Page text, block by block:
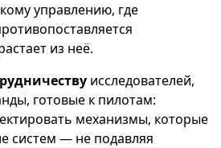
управлению, где
из неё.
исследователей,
готовые к пилотам:
механизмы, которые
систем — не подавляя